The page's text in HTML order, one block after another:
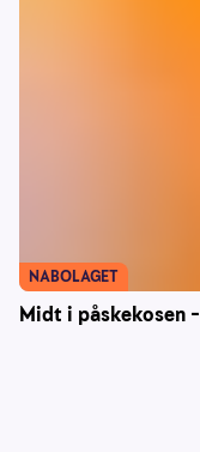
Midt i påskekosen
NABOLAGET